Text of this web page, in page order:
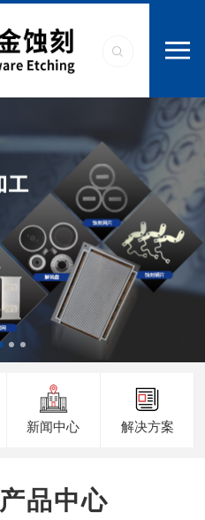
新闻中心 解决方案
产品中心